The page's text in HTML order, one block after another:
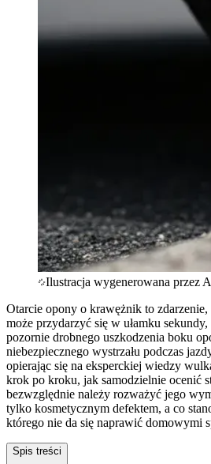
Ilustracja wygenerowana przez
Otarcie opony o krawężnik to
może przydarzyć się w ułamku
pozornie drobnego uszkodzenia boku
niebezpiecznego wystrzału podczas
opierając się na eksperckiej wiedzy
krok po kroku, jak samodzielnie ocenić
bezwzględnie należy rozważyć jego
tylko kosmetycznym defektem, a co
którego nie da się naprawić domowymi
Spis treści